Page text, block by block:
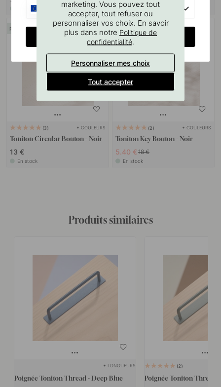
En stock En stock
POPULAR
3 + COULEURS
Toniton Circular Bouton - Noir
13 €
En stock
70
2 + COULEURS
Toniton Key Bouton - Noir
5.40 € 18 €
En stock
Produits similaires
+ LONGUEURS
Poignée Toniton Thread - Deep Blue
2
Poignée Toniton Thread
marketing. Vous pouvez tout
accepter, tout refuser ou
personnaliser vos choix. En savoir
plus dans notre Politique de
confidentialité.
Personnaliser mes choix
Tout accepter
CHANGE COUNTRY